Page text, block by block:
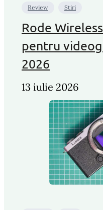
Review Stiri
Rode
pentru
2026
13 iulie 2026